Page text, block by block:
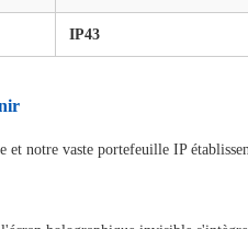
IP43
et notre vaste portefeuille IP